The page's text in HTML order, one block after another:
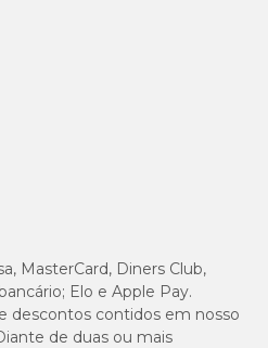
MasterCard, Diners Club,
Elo e Apple Pay.
descontos contidos em nosso
de duas ou mais